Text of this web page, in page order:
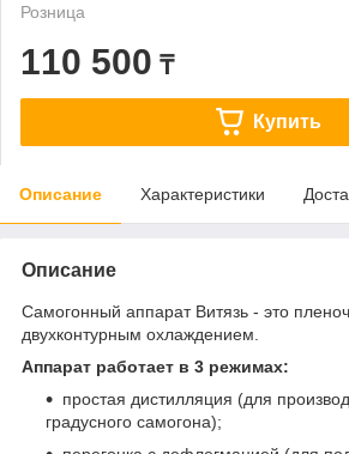
Розница
110 500 ₸
Купить
Описание Характеристики
Описание
Самогонный аппарат Витязь - это
двухконтурным охлаждением.
Аппарат работает в 3 режимах:
простая дистилляция (для
градусного самогона);